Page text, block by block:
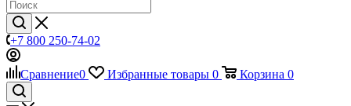
+7 800 250-74-02
Сравнение0 Избранные товары 0 Корзина 0